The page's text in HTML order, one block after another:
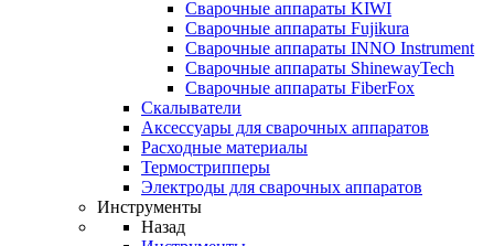
Сварочные аппараты KIWI
Сварочные аппараты Fujikura
Сварочные аппараты INNO Instrument
Сварочные аппараты ShinewayTech
Cварочные аппараты FiberFox
Скалыватели
Аксессуары для сварочных аппаратов
Расходные материалы
Термострипперы
Электроды для сварочных аппаратов
Инструменты
Назад